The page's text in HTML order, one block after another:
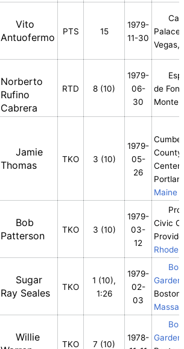
Vito
Antuofermo
PTS 15
1979-
11-30
Vegas,
Norberto
Rufino
Cabrera
RTD 8 (10)
1979-
06-
30
de
Monte
Jamie
Thomas
TKO 3 (10)
1979-
05-
26
Center
Maine
Bob
Patterson
TKO 3 (10)
1979-
03-
12
Civic
Rhode
Sugar
Ray Seales
TKO
1 (10),
1:26
1979-
02-
03
Garden
Boston,
Willie
TKO 7 (10)
1978- Garden